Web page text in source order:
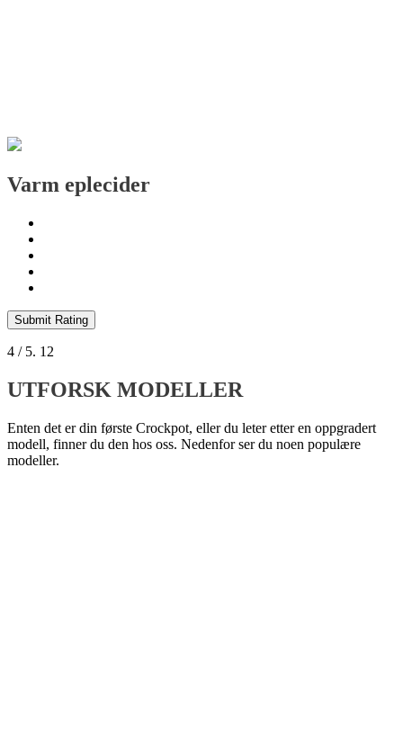
Varm eplecider
Submit Rating
4 / 5. 12
UTFORSK MODELLER
Enten det er din første Crockpot, eller du leter etter en oppgradert
modell, finner du den hos oss. Nedenfor ser du noen populære
modeller.